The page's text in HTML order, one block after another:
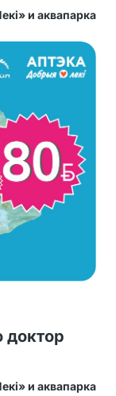
и аквапарка
доктор
и аквапарка